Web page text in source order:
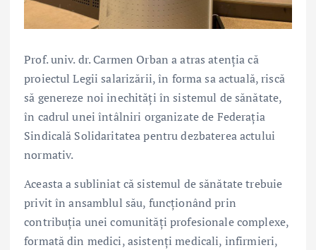
Prof. univ. dr. Carmen Orban a atras atenția că
proiectul Legii salarizării, în forma sa actuală, riscă
să genereze noi inechități în sistemul de sănătate,
în cadrul unei întâlniri organizate de Federația
Sindicală Solidaritateapentru dezbaterea actului
normativ.
Aceasta a subliniat că sistemul de sănătate trebuie
privit în ansamblul său, funcționând prin
contribuția unei comunități profesionale complexe,
formată din medici, asistenți medicali, infirmieri,